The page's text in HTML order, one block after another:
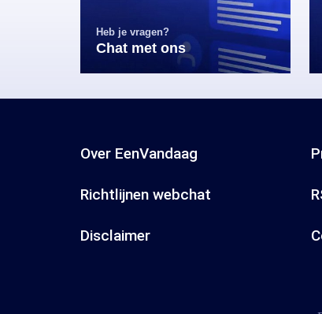
Heb je vragen?
Chat met ons
Over EenVandaag
Richtlijnen webchat
Disclaimer